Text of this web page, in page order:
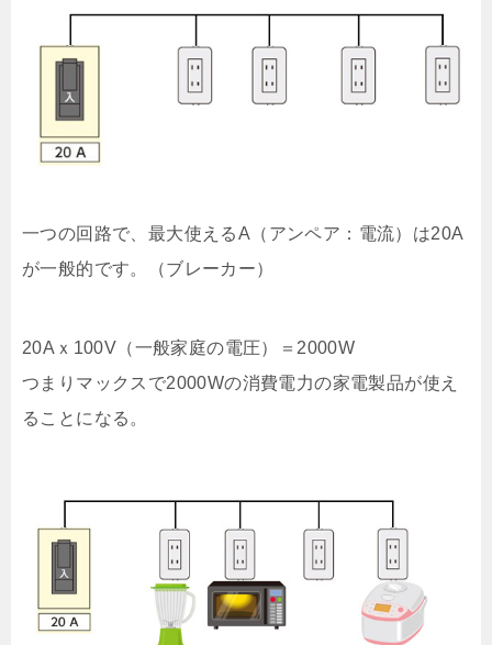
一つの回路で、最大使えるA（アンペア：電流）は20A
が一般的です。（ブレーカー）
20Aｘ100V（一般家庭の電圧）＝2000W
つまりマックスで2000Wの消費電力の家電製品が使え
ることになる。